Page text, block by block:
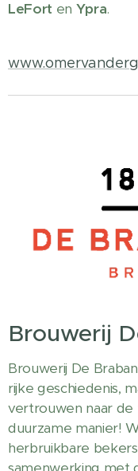
LeFort en Ypra.
Brouwerij
Brouwerij De
rijke geschiedenis,
vertrouwen naar
duurzame manier!
herbruikbare